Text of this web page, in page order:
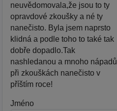
neuvědomovala,že jsou to ty
opravdové zkoušky a né ty
nanečisto. Byla jsem naprsto
klidná a podle toho to také tak
dobře dopadlo.Tak
nashledanou a mnoho nápadů
při zkouškách nanečisto v
příštím roce!
Jméno